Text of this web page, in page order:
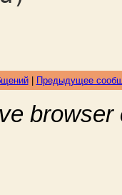
| Предыдущее